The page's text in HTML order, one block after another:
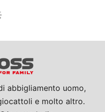
abbigliamento uomo,
e molto altro.